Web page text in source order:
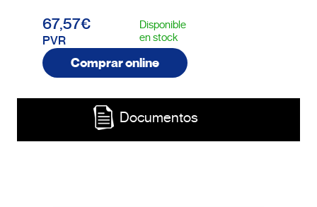
67,57€
PVR
Disponible
en stock
Comprar online
Documentos